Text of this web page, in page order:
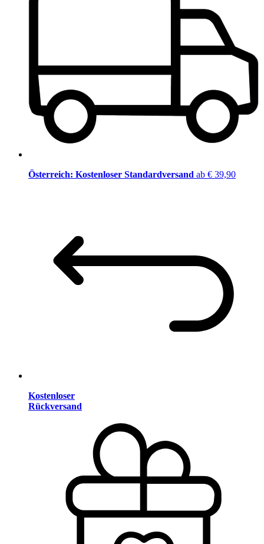
Österreich: Kostenloser Standardversand ab € 39,90
Kostenloser
Rückversand